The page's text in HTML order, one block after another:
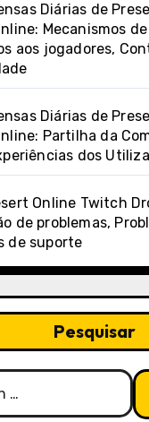
Diárias de
Mecanismos
aos jogadores,
Diárias de
Partilha da
dos
Online Twitch
de problemas,
de suporte
Pesquisar